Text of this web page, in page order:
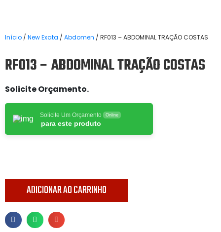
Início / New Exata / Abdomen / RF013 – ABDOMINAL TRAÇÃO COSTAS
RF013 – ABDOMINAL TRAÇÃO COSTAS
Solicite Orçamento.
Solicite Um Orçamento Online
para este produto
ADICIONAR AO CARRINHO